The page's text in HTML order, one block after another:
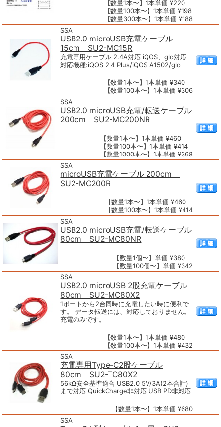
【数量1本〜】1本単価 ¥220
【数量100本〜】1本単価 ¥198
【数量300本〜】1本単価 ¥188
SSA
USB2.0 microUSB充電ケーブル
15cm SU2-MC15R
充電専用ケーブル 2.4A対応 iQOS、glo対応
対応機種:iQOS 2.4 Plus/iQOS A1502/glo
【数量1本〜】1本単価 ¥340
【数量100本〜】1本単価 ¥306
SSA
USB2.0 microUSB充電/転送ケーブル
200cm SU2-MC200NR
【数量1本〜】1本単価 ¥460
【数量100本〜】1本単価 ¥414
【数量1000本〜】1本単価 ¥368
SSA
microUSB充電ケーブル 200cm
SU2-MC200R
【数量1本〜】1本単価 ¥460
【数量100本〜】1本単価 ¥414
SSA
USB2.0 microUSB充電/転送ケーブル
80cm SU2-MC80NR
【数量1個〜】単価 ¥380
【数量100個〜】単価 ¥342
SSA
USB2.0 microUSB 2股充電ケーブル
80cm SU2-MC80X2
1ポートから2台同時に充電したい時に便利で
す。 データ転送には、対応しておりません。
充電のみです。
【数量1本〜】1本単価 ¥480
【数量100本〜】1本単価 ¥432
SSA
充電専用Type-C2股ケーブル
80cm SU2-TC80X2
56kΩ安全基準適合 USB2.0 5V/3A(2本合計)
まで対応 QuickCharge非対応 USB PD非対応
【数量1本〜】1本単価 ¥680
SSA